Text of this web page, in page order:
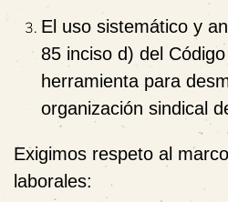
El uso sistemático y
85 inciso d) del
herramienta para
organización sindical
Exigimos respeto al
laborales: